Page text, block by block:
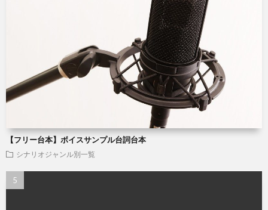
【フリー台本】ボイスサンプル台詞台本
シナリオジャンル別一覧